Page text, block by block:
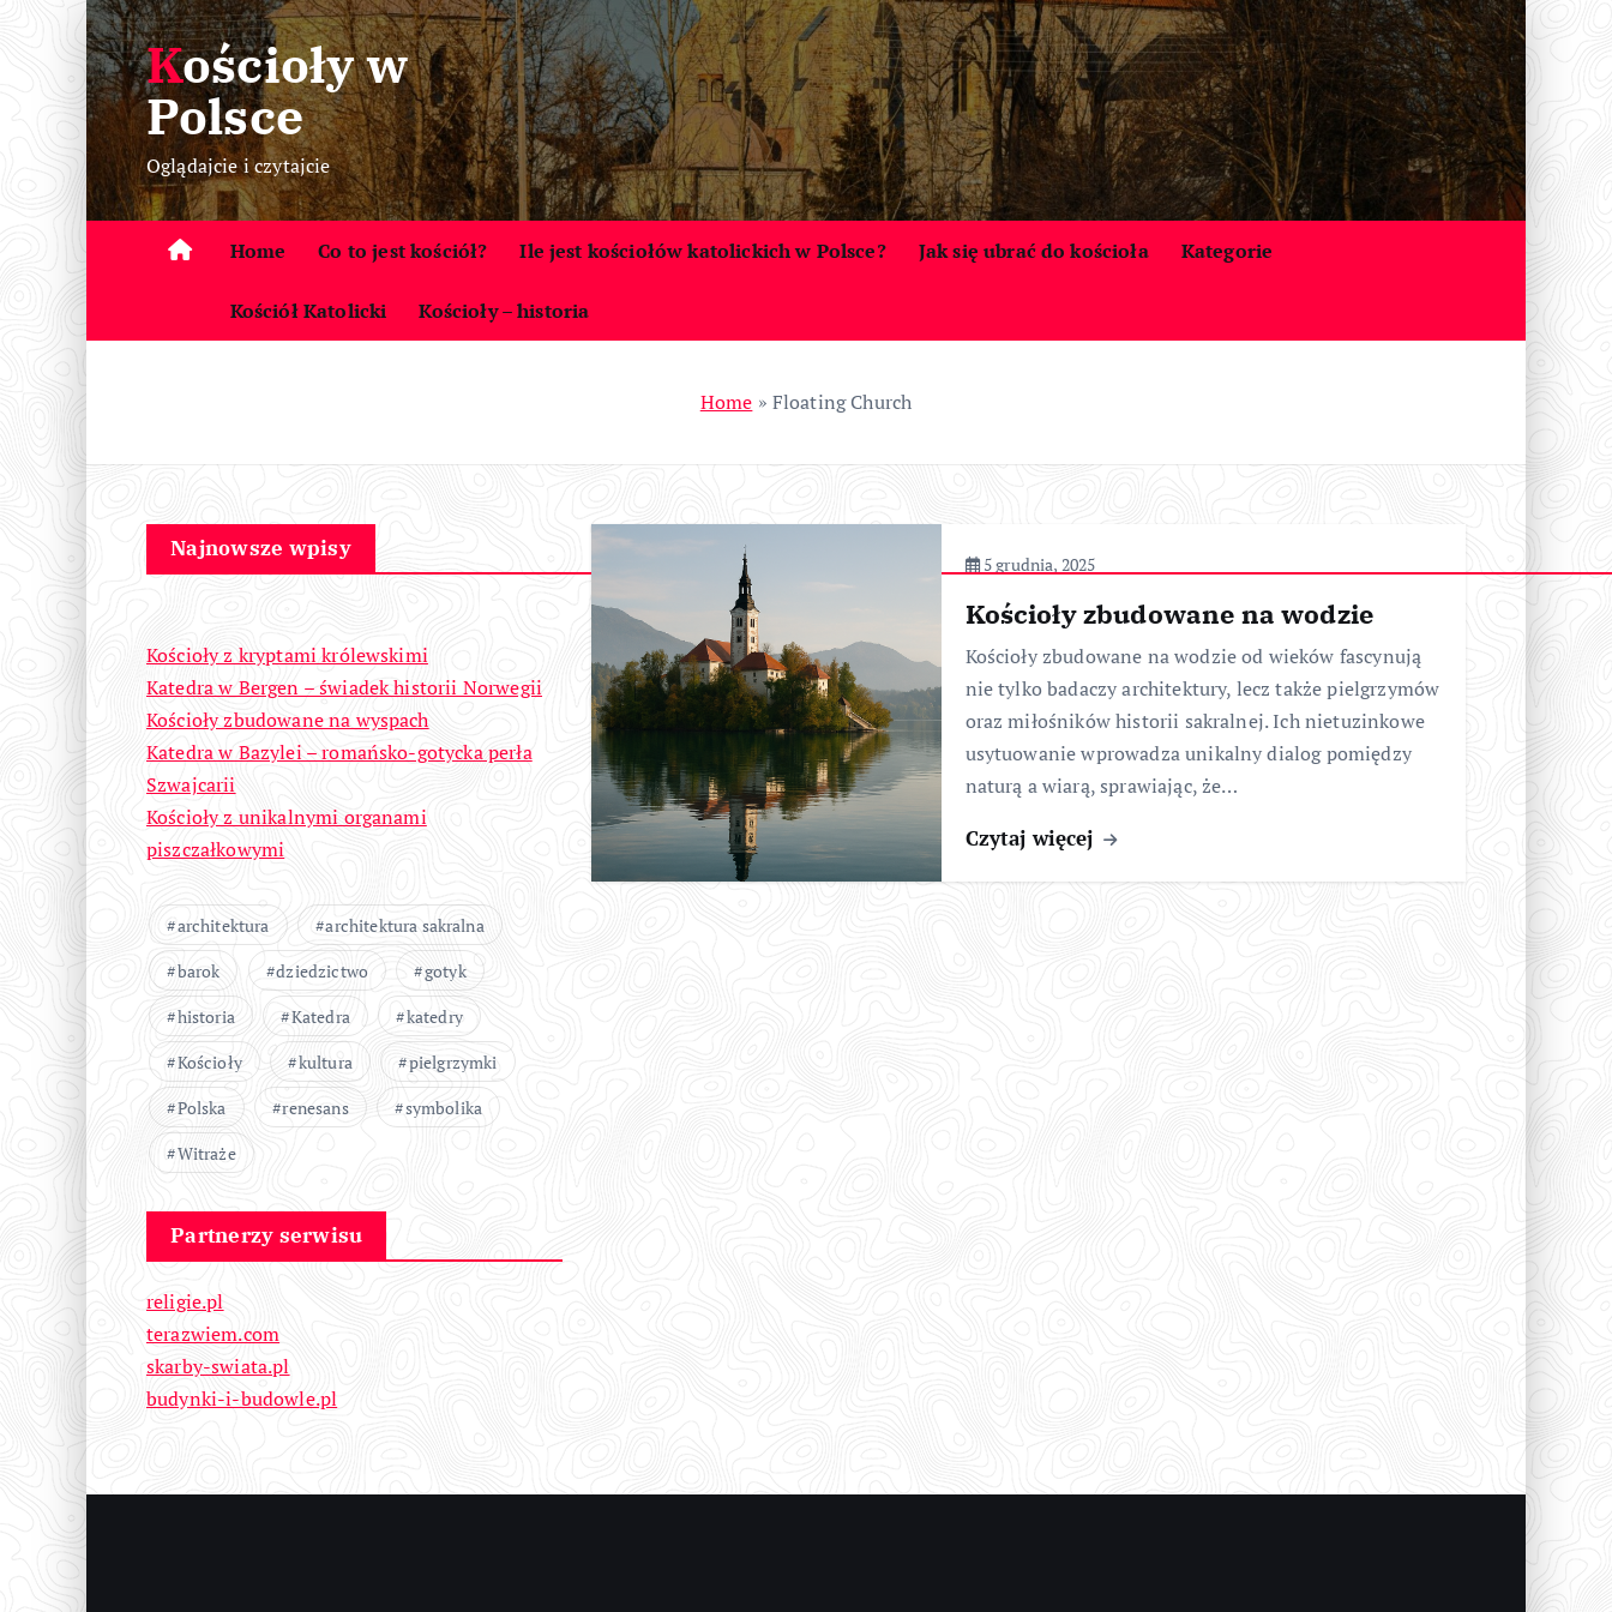
S
k
i
p
t
c
e
Kościoły w
Polsce
Oglądajcie i czytajcie
Home Co to jest kościół? Ile jest kościołów katolickich w Polsce? Jak się ubrać do kościoła Kategorie
Kościół Katolicki Kościoły – historia
Home » Floating Church
Najnowsze wpisy
Kościoły z kryptami królewskimi
Katedra w Bergen – świadek historii Norwegii
Kościoły zbudowane na wyspach
Katedra w Bazylei – romańsko-gotycka perła
Szwajcarii
Kościoły z unikalnymi organami
piszczałkowymi
architektura
architektura sakralna
barok
dziedzictwo
gotyk
historia
Katedra
katedry
Kościoły
kultura
pielgrzymki
Polska
renesans
symbolika
Witraże
Partnerzy serwisu
religie.pl
terazwiem.com
skarby-swiata.pl
budynki-i-budowle.pl
5 grudnia, 2025
Kościoły zbudowane na wodzie
Kościoły zbudowane na wodzie od wieków fascynują
nie tylko badaczy architektury, lecz także pielgrzymów
oraz miłośników historii sakralnej. Ich nietuzinkowe
usytuowanie wprowadza unikalny dialog pomiędzy
naturą a wiarą, sprawiając, że…
Czytaj więcej